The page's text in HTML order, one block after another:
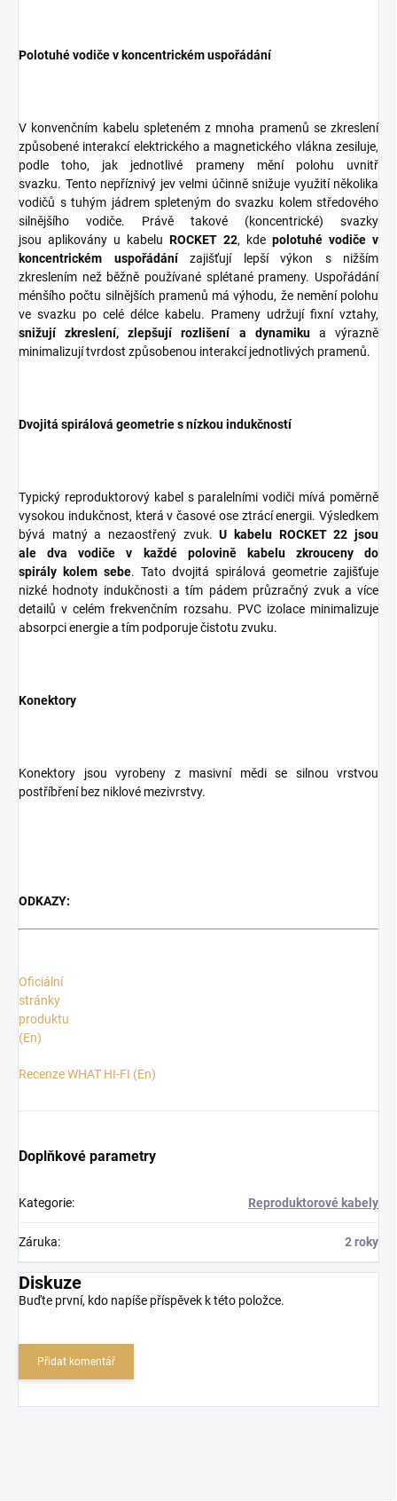
Polotuhé vodiče v koncentrickém uspořádání
V konvenčním kabelu spleteném z mnoha pramenů se zkreslení
způsobené interakcí elektrického a magnetického vlákna zesiluje,
podle toho, jak jednotlivé prameny mění polohu uvnitř
svazku. Tento nepříznivý jev velmi účinně snižuje využití několika
vodičů s tuhým jádrem spleteným do svazku kolem středového
silnějšího vodiče. Právě takové (koncentrické) svazky
jsou aplikovány u kabelu ROCKET 22, kde polotuhé vodiče v
koncentrickém uspořádánízajišťují lepší výkon s nižším
zkreslením než běžně používané splétané prameny. Uspořádání
ménšího počtu silnějších pramenů má výhodu, že nemění polohu
ve svazku po celé délce kabelu. Prameny udržují fixní vztahy,
snižují zkreslení, zlepšují rozlišení a dynamikua výrazně
minimalizují tvrdost způsobenou interakcí jednotlivých pramenů.
Dvojitá spirálová geometrie s nízkou indukčností
Typický reproduktorový kabel s paralelními vodiči mívá poměrně
vysokou indukčnost, která v časové ose ztrácí energii. Výsledkem
bývá matný a nezaostřený zvuk.U kabelu ROCKET 22 jsou
ale dva vodiče v každé polovině kabelu zkrouceny do
spirály kolem sebe. Tato dvojitá spirálová geometrie zajišťuje
nizké hodnoty indukčnosti a tím pádem průzračný zvuk a více
detailů v celém frekvenčním rozsahu. PVC izolace minimalizuje
absorpci energie a tím podporuječistotu zvuku.
Konektory
Konektory jsou vyrobeny z masivní mědi se silnou vrstvou
postříbření bez niklové mezivrstvy.
ODKAZY:
Oficiální
stránky
produktu
(En)
Recenze WHAT HI-FI (En)
Doplňkové parametry
Kategorie: Reproduktorové kabely
Záruka: 2 roky
Diskuze
Buďte první, kdo napíše příspěvek k této položce.
Přidat komentář